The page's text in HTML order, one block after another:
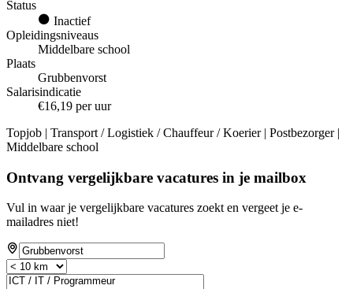
Status
Inactief
Opleidingsniveaus
Middelbare school
Plaats
Grubbenvorst
Salarisindicatie
€16,19 per uur
Topjob | Transport / Logistiek / Chauffeur / Koerier | Postbezorger |
Middelbare school
Ontvang vergelijkbare vacatures in je mailbox
Vul in waar je vergelijkbare vacatures zoekt en vergeet je e-
mailadres niet!